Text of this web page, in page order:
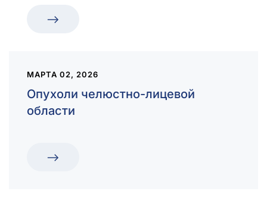
МАРТА 02, 2026
Опухоли челюстно-лицевой
области